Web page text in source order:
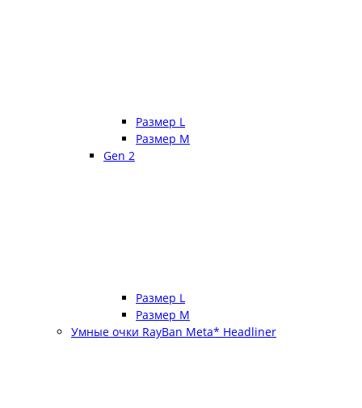
Размер L
Размер М
Gen 2
Размер L
Размер М
Умные очки RayBan Meta* Headliner